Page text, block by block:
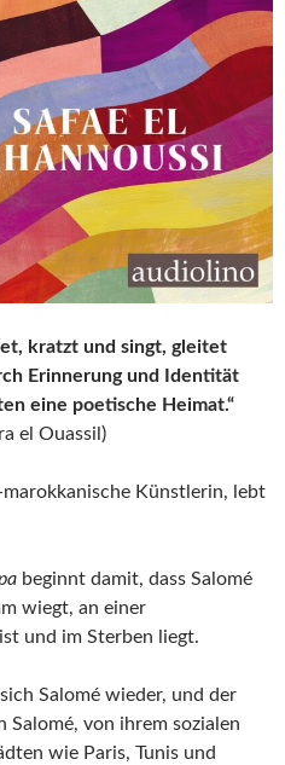
kratzt und singt, gleitet
Erinnerung und Identität
eine poetische Heimat.“
el Ouassil)
Künstlerin, lebt
beginnt damit, dass Salomé
wiegt, an einer
und im Sterben liegt.
Salomé wieder, und der
Salomé, von ihrem sozialen
wie Paris, Tunis und